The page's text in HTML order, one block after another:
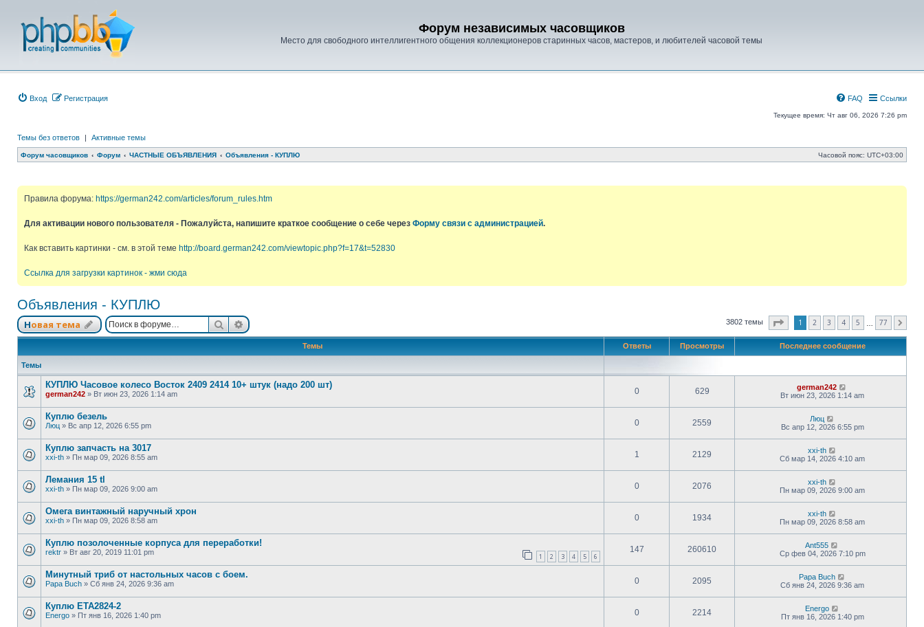
Форум независимых часовщиков
Место для свободного интеллигентного общения коллекционеров старинных часов, мастеров, и любителей часовой темы
Вход Регистрация Ссылки
FAQ
Текущее время: Чт авг 06, 2026 7:26 pm
Темы без ответов | Активные темы
Форум часовщиков Форум ЧАСТНЫЕ ОБЪЯВЛЕНИЯ Объявления - КУПЛЮ Часовой пояс: UTC+03:00
Правила форума: https://german242.com/articles/forum_rules.htm
Для активации нового пользователя - Пожалуйста, напишите краткое сообщение о себе через Форму связи с администрацией.
Как вставить картинки - см. в этой теме http://board.german242.com/viewtopic.php?f=17&t=52830
Ссылка для загрузки картинок - жми сюда
Объявления - КУПЛЮ
Новая тема ПоискРасширенный поиск 3802 темы Страница из77
1 2 3 4 5 77
Темы Ответы Просмотры Последнее сообщение
Темы
КУПЛЮ Часовое колесо Восток 2409 2414 10+ штук (надо 200 шт)
german242 » Вт июн 23, 2026 1:14 am 0 629
german242
Вт июн 23, 2026 1:14 am
Куплю безель
Люц » Вс апр 12, 2026 6:55 pm 0 2559
Люц
Вс апр 12, 2026 6:55 pm
Куплю запчасть на 3017
xxi-th » Пн мар 09, 2026 8:55 am 1 2129
xxi-th
Сб мар 14, 2026 4:10 am
Лемания 15 tl
xxi-th » Пн мар 09, 2026 9:00 am 0 2076
xxi-th
Пн мар 09, 2026 9:00 am
Омега винтажный наручный хрон
xxi-th » Пн мар 09, 2026 8:58 am 0 1934
xxi-th
Пн мар 09, 2026 8:58 am
Куплю позолоченные корпуса для переработки!
rektr » Вт авг 20, 2019 11:01 pm 1 2 3 4 5 6
147 260610
Ant555
Ср фев 04, 2026 7:10 pm
Минутный триб от настольных часов с боем.
Papa Buch » Сб янв 24, 2026 9:36 am 0 2095
Papa Buch
Сб янв 24, 2026 9:36 am
Куплю ЕТА2824-2
Energo » Пт янв 16, 2026 1:40 pm 0 2214
Energo
Пт янв 16, 2026 1:40 pm